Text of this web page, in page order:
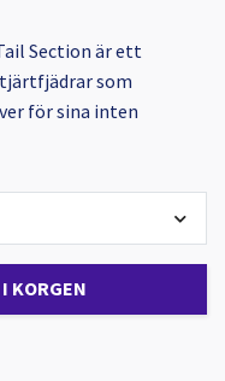
Section är ett
som
för sina inten
KORGEN